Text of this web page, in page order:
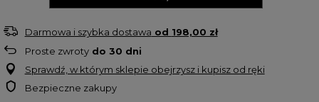
Darmowa i szybka dostawa od 198,00 zł
Proste zwrotydo 30 dni
Sprawdź, w którym sklepie obejrzysz i kupisz od ręki
Bezpieczne zakupy